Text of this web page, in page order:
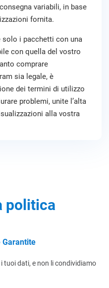
variabili, in base
fornita.
solo i pacchetti con una
con quella del vostro
comprare
sia legale, è
dei termini di utilizzo
problemi, unite l’alta
alla vostra
politica
Garantite
tuoi dati, e non li condividiamo